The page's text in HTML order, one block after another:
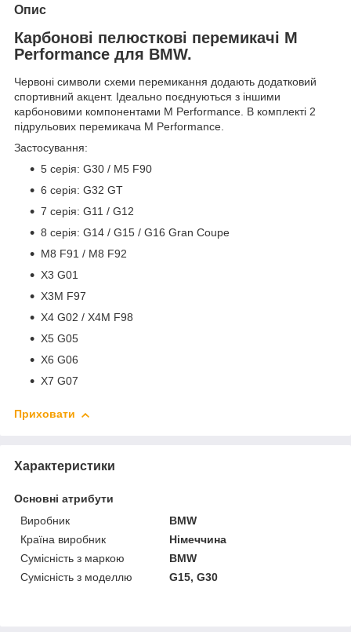
Опис
Карбонові пелюсткові перемикачі M
Performance для BMW.
Червоні символи схеми перемикання додають додатковий
спортивний акцент. Ідеально поєднуються з іншими
карбоновими компонентами M Performance. В комплекті 2
підрульових перемикача M Performance.
Застосування:
5 серія: G30 / M5 F90
6 серія: G32 GT
7 серія: G11 / G12
8 серія: G14 / G15 / G16 Gran Coupe
M8 F91 / M8 F92
X3 G01
X3M F97
X4 G02 / X4M F98
X5 G05
X6 G06
X7 G07
Приховати
Характеристики
Основні атрибути
Виробник
BMW
Країна виробник
Німеччина
Сумісність з маркою
BMW
Сумісність з моделлю
G15, G30